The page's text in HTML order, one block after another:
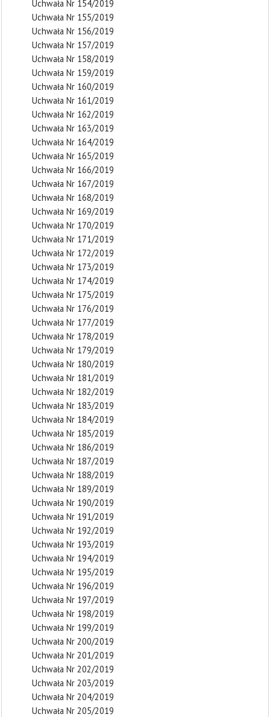
Uchwała Nr 154/2019
Uchwała Nr 155/2019
Uchwała Nr 156/2019
Uchwała Nr 157/2019
Uchwała Nr 158/2019
Uchwała Nr 159/2019
Uchwała Nr 160/2019
Uchwała Nr 161/2019
Uchwała Nr 162/2019
Uchwała Nr 163/2019
Uchwała Nr 164/2019
Uchwała Nr 165/2019
Uchwała Nr 166/2019
Uchwała Nr 167/2019
Uchwała Nr 168/2019
Uchwała Nr 169/2019
Uchwała Nr 170/2019
Uchwała Nr 171/2019
Uchwała Nr 172/2019
Uchwała Nr 173/2019
Uchwała Nr 174/2019
Uchwała Nr 175/2019
Uchwała Nr 176/2019
Uchwała Nr 177/2019
Uchwała Nr 178/2019
Uchwała Nr 179/2019
Uchwała Nr 180/2019
Uchwała Nr 181/2019
Uchwała Nr 182/2019
Uchwała Nr 183/2019
Uchwała Nr 184/2019
Uchwała Nr 185/2019
Uchwała Nr 186/2019
Uchwała Nr 187/2019
Uchwała Nr 188/2019
Uchwała Nr 189/2019
Uchwała Nr 190/2019
Uchwała Nr 191/2019
Uchwała Nr 192/2019
Uchwała Nr 193/2019
Uchwała Nr 194/2019
Uchwała Nr 195/2019
Uchwała Nr 196/2019
Uchwała Nr 197/2019
Uchwała Nr 198/2019
Uchwała Nr 199/2019
Uchwała Nr 200/2019
Uchwała Nr 201/2019
Uchwała Nr 202/2019
Uchwała Nr 203/2019
Uchwała Nr 204/2019
Uchwała Nr 205/2019